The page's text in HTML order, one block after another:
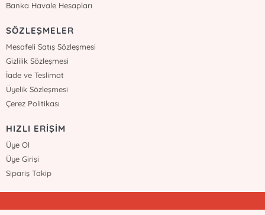
Banka Havale Hesapları
SÖZLEŞMELER
Mesafeli Satış Sözleşmesi
Gizlilik Sözleşmesi
İade ve Teslimat
Üyelik Sözleşmesi
Çerez Politikası
HIZLI ERİŞİM
Üye Ol
Üye Girişi
Sipariş Takip